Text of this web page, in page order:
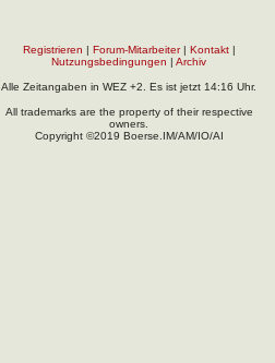
Registrieren | Forum-Mitarbeiter| Kontakt|
Nutzungsbedingungen | Archiv
Alle Zeitangaben in WEZ +2. Es ist jetzt 14:16 Uhr.
All trademarks are the property of their respective
owners.
Copyright ©2019 Boerse.IM/AM/IO/AI